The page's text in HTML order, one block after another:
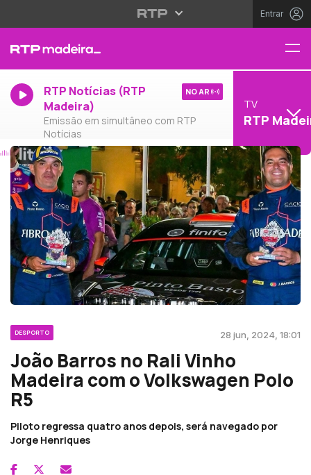
Entrar
RTP Notícias (RTP
Madeira)
Emissão em simultâneo com RTP
Notícias
NO AR
TV
RTP
DESPORTO 28 jun, 2024, 18:01
João Barros no Rali Vinho
Madeira com o Volkswagen Polo
R5
Piloto regressa quatro anos depois, será navegado por
Jorge Henriques